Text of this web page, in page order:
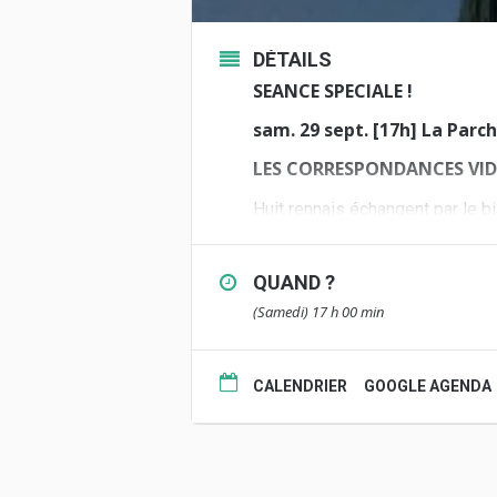
DÉTAILS
SEANCE SPECIALE !
sam. 29 sept. [17h] La
LES CORRESPONDANCES
Huit rennais échangent par le
Ancré dans son quotidien,
entretenir une correspondance.
Ils nous offrent une belle
Projection en présence des
Un projet mené en
QUAND ?
(Samedi) 17 h 00 min
CALENDRIER GOOGLE AGENDA